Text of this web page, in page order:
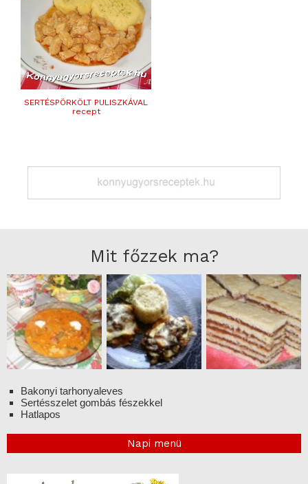
SERTÉSPÖRKÖLT PULISZKÁVAL
recept
Mit főzzek ma?
Bakonyi tarhonyaleves
Sertésszelet gombás fészekkel
Hatlapos
Napi menü